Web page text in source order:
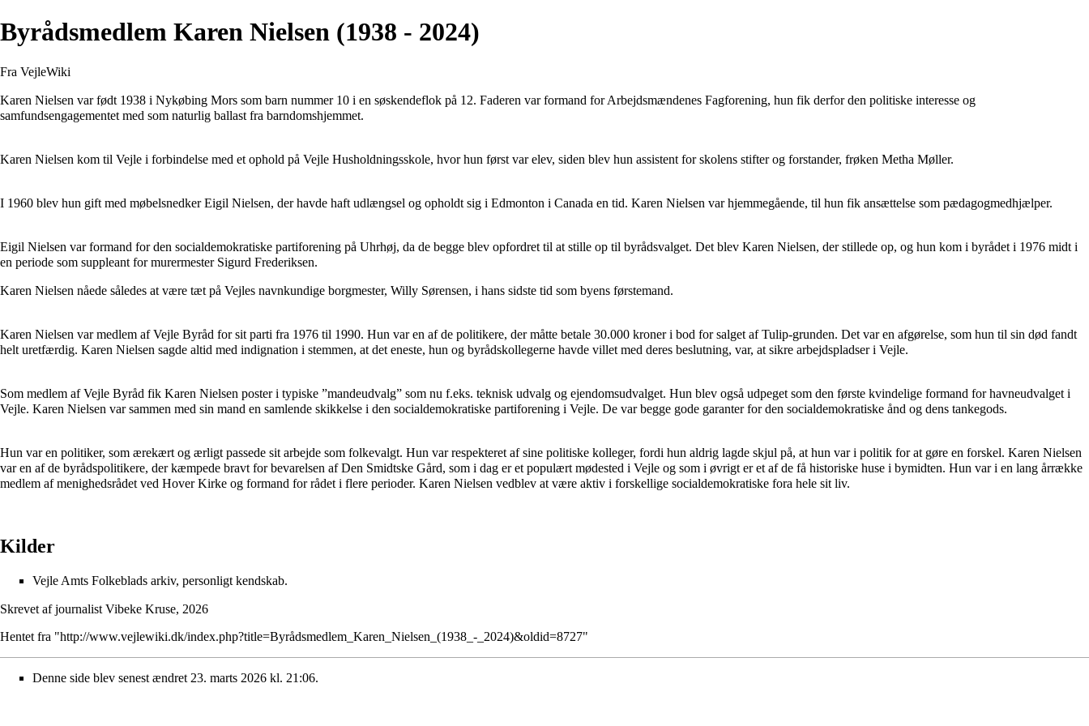
Byrådsmedlem Karen Nielsen (1938 - 2024)
Fra VejleWiki
Karen Nielsen var født 1938 i Nykøbing Mors som barn nummer 10 i en søskendeflok på 12. Faderen var formand for Arbejdsmændenes Fagforening, hun fik derfor den politiske interesse og
samfundsengagementet med som naturlig ballast fra barndomshjemmet.
Karen Nielsen kom til Vejle i forbindelse med et ophold på Vejle Husholdningsskole, hvor hun først var elev, siden blev hun assistent for skolens stifter og forstander, frøken Metha Møller.
I 1960 blev hun gift med møbelsnedker Eigil Nielsen, der havde haft udlængsel og opholdt sig i Edmonton i Canada en tid. Karen Nielsen var hjemmegående, til hun fik ansættelse som pædagogmedhjælper.
Eigil Nielsen var formand for den socialdemokratiske partiforening på Uhrhøj, da de begge blev opfordret til at stille op til byrådsvalget. Det blev Karen Nielsen, der stillede op, og hun kom i byrådet i 1976 midt i
en periode som suppleant for murermester Sigurd Frederiksen.
Karen Nielsen nåede således at være tæt på Vejles navnkundige borgmester, Willy Sørensen, i hans sidste tid som byens førstemand.
Karen Nielsen var medlem af Vejle Byråd for sit parti fra 1976 til 1990. Hun var en af de politikere, der måtte betale 30.000 kroner i bod for salget af Tulip-grunden. Det var en afgørelse, som hun til sin død fandt
helt uretfærdig. Karen Nielsen sagde altid med indignation i stemmen, at det eneste, hun og byrådskollegerne havde villet med deres beslutning, var, at sikre arbejdspladser i Vejle.
Som medlem af Vejle Byråd fik Karen Nielsen poster i typiske ”mandeudvalg” som nu f.eks. teknisk udvalg og ejendomsudvalget. Hun blev også udpeget som den første kvindelige formand for havneudvalget i
Vejle. Karen Nielsen var sammen med sin mand en samlende skikkelse i den socialdemokratiske partiforening i Vejle. De var begge gode garanter for den socialdemokratiske ånd og dens tankegods.
Hun var en politiker, som ærekært og ærligt passede sit arbejde som folkevalgt. Hun var respekteret af sine politiske kolleger, fordi hun aldrig lagde skjul på, at hun var i politik for at gøre en forskel. Karen Nielsen
var en af de byrådspolitikere, der kæmpede bravt for bevarelsen af Den Smidtske Gård, som i dag er et populært mødested i Vejle og som i øvrigt er et af de få historiske huse i bymidten. Hun var i en lang årrække
medlem af menighedsrådet ved Hover Kirke og formand for rådet i flere perioder. Karen Nielsen vedblev at være aktiv i forskellige socialdemokratiske fora hele sit liv.
Kilder
Vejle Amts Folkeblads arkiv, personligt kendskab.
Skrevet af journalist Vibeke Kruse, 2026
Hentet fra "http://www.vejlewiki.dk/index.php?title=Byrådsmedlem_Karen_Nielsen_(1938_-_2024)&oldid=8727"
Denne side blev senest ændret 23. marts 2026 kl. 21:06.